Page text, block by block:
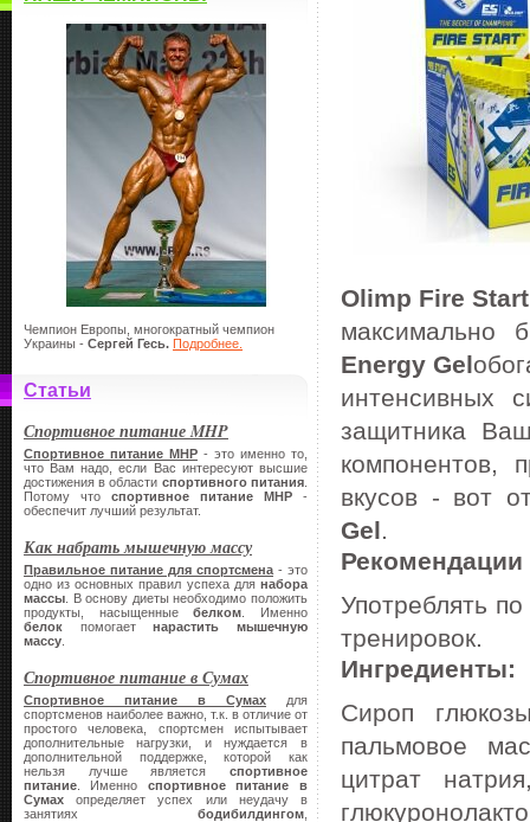
Чемпион Европы, многократный чемпион
Украины - Сергей Гесь. Подробнее.
Статьи
Спортивное питание MHP
Спортивное питание MHP - это именно то,
что Вам надо, если Вас интересуют высшие
достижения в области спортивного питания
Потому что спортивное питание MHP -
обеспечит лучший результат.
Как набрать мышечную массу
Правильное питание для спортсмена - это
одно из основных правил успеха для набора
массы . В основу диеты необходимо положить
продукты, насыщенныебелком . Именно
белок помогаетнарастить мышечную
массу
Спортивное питание в Сумах
Спортивное питание в Сумах для
спортсменов наиболее важно, т.к. в отличие от
простого человека, спортсмен испытывает
дополнительные нагрузки, и нуждается в
дополнительной поддержке, которой как
нельзя лучше является спортивное
питание . Именно спортивное питание в
Сумах определяет успех или неудачу в
занятиях бодибилдингом
Olimp Fire
максимально
Energy Gel
интенсивных
защитника
компонентов,
вкусов - вот
Gel.
Употреблять
тренировок.
Ингредиенты:
Сироп
пальмовое
цитрат